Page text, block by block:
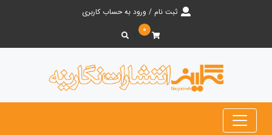
ثبت نام / ورود به حساب کاربری
۰